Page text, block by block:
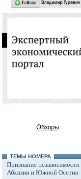
Обзоры
ТЕМЫ НОМЕРА
Признание независимости
Абхазии и Южной Осетии